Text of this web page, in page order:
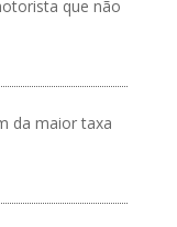
que não
da maior taxa